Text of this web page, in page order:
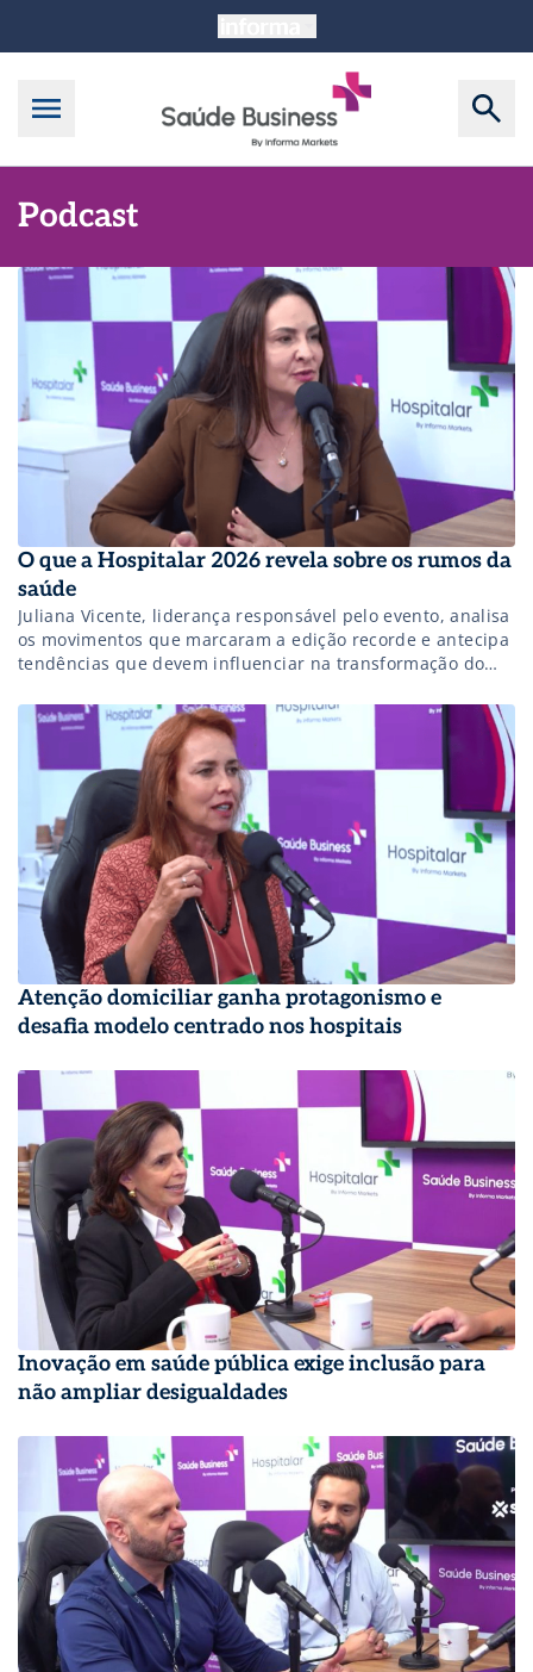
Podcast
O que a Hospitalar 2026 revela sobre os rumos da
saúde
Juliana Vicente, liderança responsável pelo evento, analisa
os movimentos que marcaram a edição recorde e antecipa
tendências que devem influenciar na transformação do
Atenção domiciliar ganha protagonismo e
desafia modelo centrado nos hospitais
Inovação em saúde pública exige inclusão para
não ampliar desigualdades